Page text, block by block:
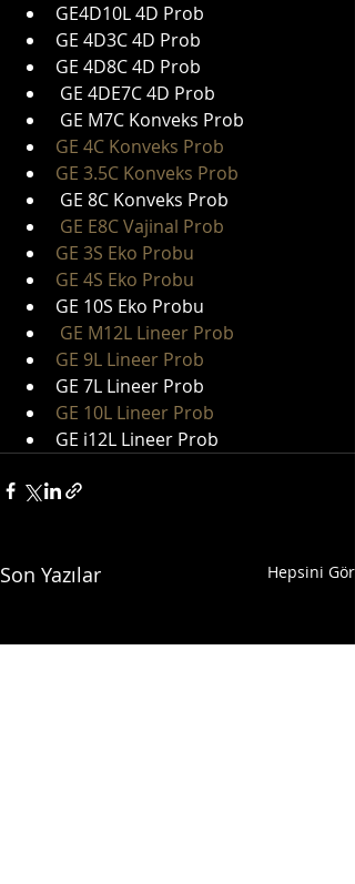
GE4D10L 4D Prob
GE 4D3C 4D Prob
GE 4D8C 4D Prob
GE 4DE7C 4D Prob
GE M7C Konveks Prob
GE 4C Konveks Prob
GE 3.5C Konveks Prob
GE 8C Konveks Prob
GE E8C Vajinal Prob
GE 3S Eko Probu
GE 4S Eko Probu
GE 10S Eko Probu
GE M12L Lineer Prob
GE 9L Lineer Prob
GE 7L Lineer Prob
GE 10L Lineer Prob
GE i12L Lineer Prob
Son Yazılar Hepsini Gör